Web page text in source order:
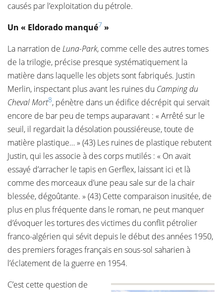
causés par l’exploitation du pétrole.
Un « Eldorado manqué7 »
La narration de Luna-Park, comme celle des autres tomes
de la trilogie, précise presque systématiquement la
matière dans laquelle les objets sont fabriqués. Justin
Merlin, inspectant plus avant les ruines du Camping du
Cheval Mort8, pénètre dans un édifice décrépit qui servait
encore de bar peu de temps auparavant : « Arrêté sur le
seuil, il regardait la désolation poussiéreuse, toute de
matière plastique… » (43) Les ruines de plastique rebutent
Justin, qui les associe à des corps mutilés : « On avait
essayé d’arracher le tapis en Gerflex, laissant ici et là
comme des morceaux d’une peau sale sur de la chair
blessée, dégoûtante. » (43) Cette comparaison inusitée, de
plus en plus fréquente dans le roman, ne peut manquer
d’évoquer les tortures des victimes du conflit pétrolier
franco-algérien qui sévit depuis le début des années 1950,
des premiers forages français en sous-sol saharien à
l’éclatement de la guerre en 1954.
C’est cette question de